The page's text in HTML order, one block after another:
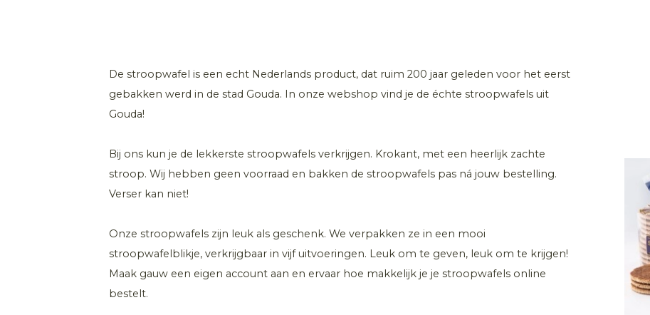
De stroopwafel is een echt Nederlands product, dat ruim 200 jaar geleden voor het eerst
gebakken werd in de stad Gouda. In onze webshop vind je de échte stroopwafels uit
Gouda!
Bij ons kun je de lekkerste stroopwafels verkrijgen. Krokant, met een heerlijk zachte
stroop. Wij hebben geen voorraad en bakken de stroopwafels pas ná jouw bestelling.
Verser kan niet!
Onze stroopwafels zijn leuk als geschenk. We verpakken ze in een mooi
stroopwafelblikje, verkrijgbaar in vijf uitvoeringen. Leuk om te geven, leuk om te krijgen!
Maak gauw een eigen account aan en ervaar hoe makkelijk je je stroopwafels online
bestelt.